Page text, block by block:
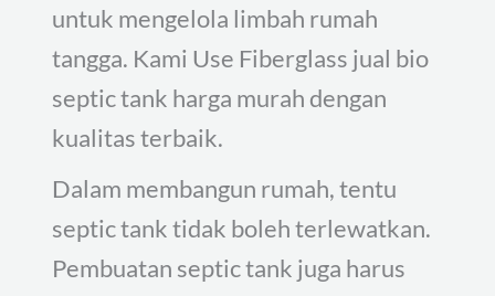
untuk mengelola limbah rumah
tangga. Kami Use Fiberglass jual bio
septic tank harga murah dengan
kualitas terbaik.
Dalam membangun rumah, tentu
septic tank tidak boleh terlewatkan.
Pembuatan septic tank juga harus